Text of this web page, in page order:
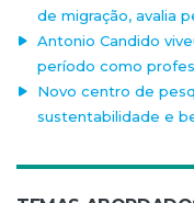
de migração, avalia
Antonio Candido
período como
Novo centro de
sustentabilidade e